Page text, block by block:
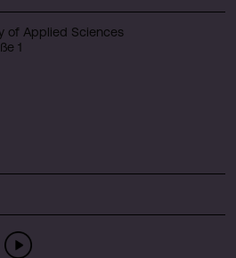
of Applied Sciences
1